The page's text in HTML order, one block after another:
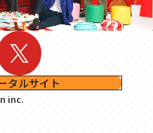
タルサイト
inc.